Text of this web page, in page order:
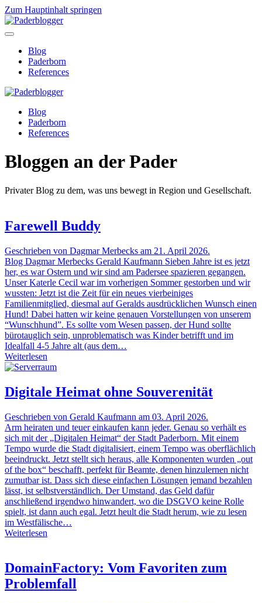
Zum Hauptinhalt springen
Blog
Paderborn
References
Blog
Paderborn
References
Bloggen an der Pader
Privater Blog zu dem, was uns bewegt in Region und Gesellschaft.
Farewell Buddy
Geschrieben von Dagmar Merbecks am 21. April 2026.
Blog Dagmar Merbecks Gerald Kaufmann Sieben Jahre ist es jetzt
her, es war Ostern und wir sind am Padersee spazieren gegangen.
Unser Katerle Cecil war im vorherigen Sommer gestorben und wir
wussten: Jetzt ist die Zeit für ein neues vierbeiniges
Familienmitglied, diesmal auf Geralds ausdrücklichen Wunsch einen
Hund! Dabei hatten wir keine genauen Vorstellungen von unserem
“Wunschhund”. Es sollte vom Wesen passen, der Hund sollte
bürotauglich sein, unproblematisch was Kinder betrifft und im
Idealfall 4-5 Jahre alt (aus dem…
Weiterlesen
Digitale Heimat ohne Souverenität
Geschrieben von Gerald Kaufmann am 03. April 2026.
Arm heiraten und teuer einkaufen kann jeder. Genau so verhält es
sich mit der „Digitalen Heimat“ der Stadt Paderborn. Mit einem
Tempo wurde die Stadt digitalisiert, einem Tempo was oberflächlich
beeindruckt. Jetzt stellt sich heraus, alle Komponenten wurden „out
of the box“ beschafft, perfekt für Beamte, denen hinzulernen nicht
zumutbar ist. Dass sich diese einfachen Lösungen jemand bezahlen
lässt, ist selbstverständlich. Der Umstand, das Geld dafür
anschließend irgendwo hinwandert, wo die DSGVO keine Rolle
spielt, ist dann auch egal. Jetzt heult die Stadt herum, wie zu lesen
im Westfälische…
Weiterlesen
DomainFactory: Vom Favoriten zum
Problemfall